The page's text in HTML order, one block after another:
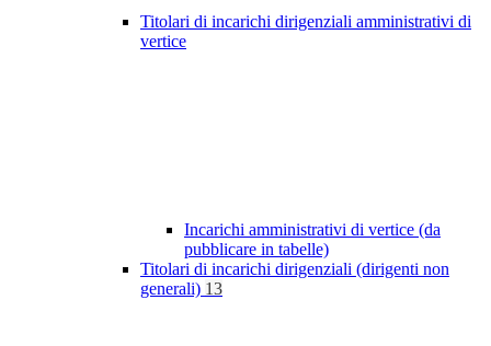
Titolari di incarichi dirigenziali amministrativi di
vertice
Incarichi amministrativi di vertice (da
pubblicare in tabelle)
Titolari di incarichi dirigenziali (dirigenti non
generali) 13